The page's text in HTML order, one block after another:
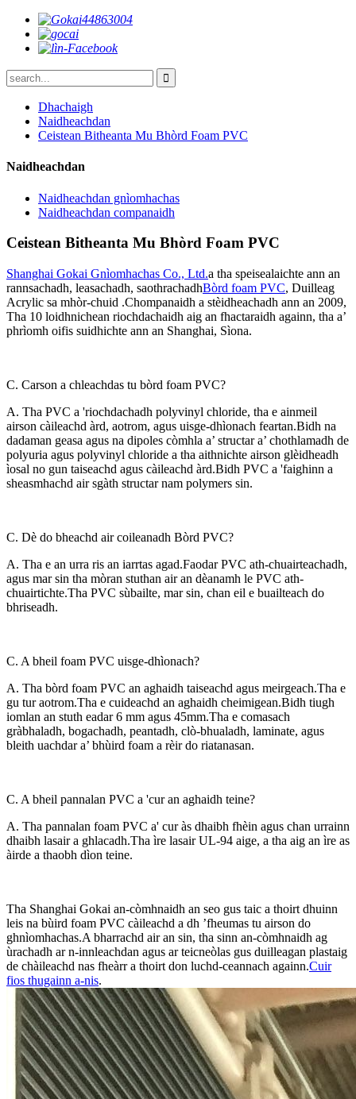
Dhachaigh
Naidheachdan
Ceistean Bitheanta Mu Bhòrd Foam PVC
Naidheachdan
Naidheachdan gnìomhachas
Naidheachdan companaidh
Ceistean Bitheanta Mu Bhòrd Foam PVC
Shanghai Gokai Gnìomhachas Co., Ltd.a tha speisealaichte ann an
rannsachadh, leasachadh, saothrachadhBòrd foam PVC, Duilleag
Acrylic sa mhòr-chuid .Chompanaidh a stèidheachadh ann an 2009,
Tha 10 loidhnichean riochdachaidh aig an fhactaraidh againn, tha a’
phrìomh oifis suidhichte ann an Shanghai, Sìona.
C. Carson a chleachdas tu bòrd foam PVC?
A. Tha PVC a 'riochdachadh polyvinyl chloride, tha e ainmeil
airson càileachd àrd, aotrom, agus uisge-dhìonach feartan.Bidh na
dadaman geasa agus na dipoles còmhla a’ structar a’ chothlamadh de
polyuria agus polyvinyl chloride a tha aithnichte airson glèidheadh ​​​​
ìosal no gun taiseachd agus càileachd àrd.Bidh PVC a 'faighinn a
sheasmhachd air sgàth structar nam polymers sin.
C. Dè do bheachd air coileanadh Bòrd PVC?
A. Tha e an urra ris an iarrtas agad.Faodar PVC ath-chuairteachadh,
agus mar sin tha mòran stuthan air an dèanamh le PVC ath-
chuairtichte.Tha PVC sùbailte, mar sin, chan eil e buailteach do
bhriseadh.
C. A bheil foam PVC uisge-dhìonach?
A. Tha bòrd foam PVC an aghaidh taiseachd agus meirgeach.Tha e
gu tur aotrom.Tha e cuideachd an aghaidh cheimigean.Bidh tiugh
iomlan an stuth eadar 6 mm agus 45mm.Tha e comasach
gràbhaladh, bogachadh, peantadh, clò-bhualadh, laminate, agus
bleith uachdar a’ bhùird foam a rèir do riatanasan.
C. A bheil pannalan PVC a 'cur an aghaidh teine?
A. Tha pannalan foam PVC a' cur às dhaibh fhèin agus chan urrainn
dhaibh lasair a ghlacadh.Tha ìre lasair UL-94 aige, a tha aig an ìre as
àirde a thaobh dìon teine.
Tha Shanghai Gokai an-còmhnaidh an seo gus taic a thoirt dhuinn
leis na bùird foam PVC càileachd a dh ’fheumas tu airson do
ghnìomhachas.A bharrachd air an sin, tha sinn an-còmhnaidh ag
ùrachadh ar n-innleachdan agus ar teicneòlas gus duilleagan plastaig
de chàileachd nas fheàrr a thoirt don luchd-ceannach againn.Cuir
fios thugainn a-nis.